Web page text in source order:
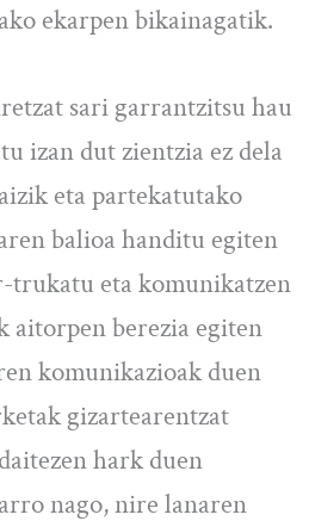
ekarpen bikainagatik.
sari garrantzitsu hau
izan dut zientzia ez dela
eta partekatutako
balioa handitu egiten
trukatu eta komunikatzen
aitorpen berezia egiten
komunikazioak duen
gizartearentzat
hark duen
nago, nire lanaren